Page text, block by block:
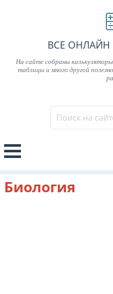
ВСЕ ОНЛАЙН
На сайте собраны
таблицы и много другой
Биология